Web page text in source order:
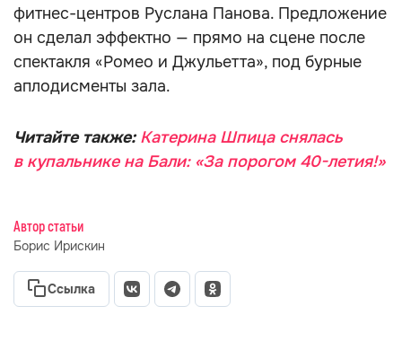
фитнес-центров Руслана Панова. Предложение
он сделал эффектно — прямо на сцене после
спектакля «Ромео и Джульетта», под бурные
аплодисменты зала.
Читайте также: Катерина Шпица снялась
в купальнике на Бали: «За порогом 40-летия!»
Автор статьи
Борис Ирискин
Ссылка